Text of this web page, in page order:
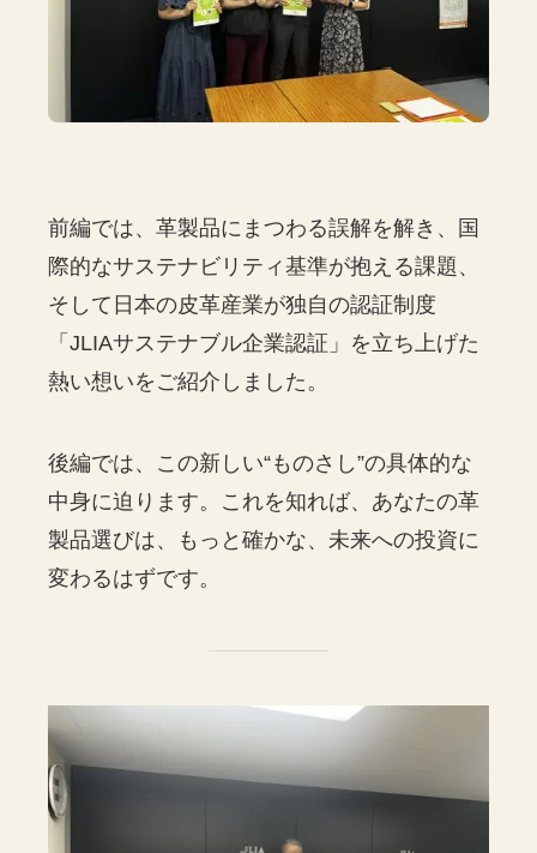
前編では、革製品にまつわる誤解を解き、国
際的なサステナビリティ基準が抱える課題、
そして日本の皮革産業が独自の認証制度
「JLIAサステナブル企業認証」を立ち上げた
熱い想いをご紹介しました。
後編では、この新しい“ものさし”の具体的な
中身に迫ります。これを知れば、あなたの革
製品選びは、もっと確かな、未来への投資に
変わるはずです。